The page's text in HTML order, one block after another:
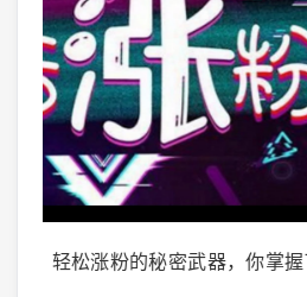
微博阅读量1万：如何轻松实